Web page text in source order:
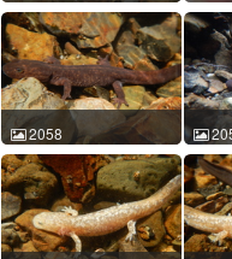
龙洞山溪鲵 Batrachuperus
londongensis 史静耸
2016-02-28 16:48:28 中国
四川 ACM id:2054
龙洞
四川
2058
龙洞山溪鲵 Batrachuperus
londongensis 史静耸
2016-02-27 14:46:07 中国
四川 ACM id:2058
龙洞
四川